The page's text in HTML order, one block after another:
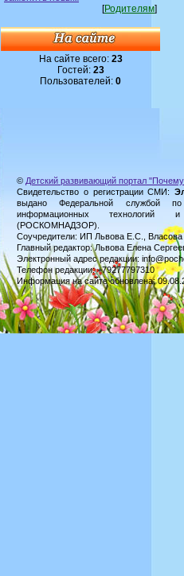
[Родителям]
На сайте всего: 23
Гостей: 23
Пользователей: 0
© Детский развивающий портал
Свидетельство о регистрации СМИ:
выдано Федеральной службой
информационных технологий
(РОСКОМНАДЗОР).
Соучредители: ИП Львова Е.С., Власова
Главный редактор: Львова Елена
Электронный адрес редакции:
Телефон редакции: +79277797310
Информация на сайте обновлена: